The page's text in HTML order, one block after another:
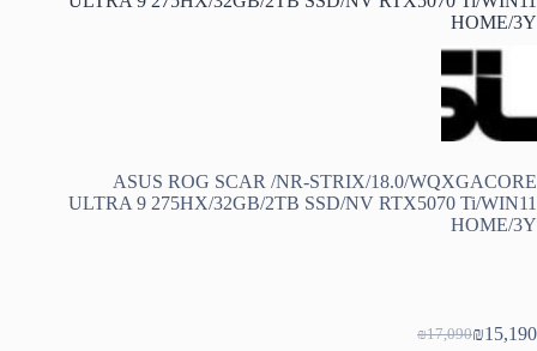
HOME/3Y
ASUS ROG SCAR /NR-STRIX/18.0/WQXGACORE
ULTRA 9 275HX/32GB/2TB SSD/NV RTX5070 Ti/WIN11
HOME/3Y
₪17,090
המחיר₪15,190 המחיר